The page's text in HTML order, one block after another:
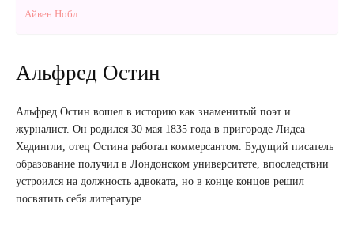
Айвен Нобл
Альфред Остин
Альфред Остин вошел в историю как знаменитый поэт и
журналист. Он родился 30 мая 1835 года в пригороде Лидса
Хедингли, отец Остина работал коммерсантом. Будущий писатель
образование получил в Лондонском университете, впоследствии
устроился на должность адвоката, но в конце концов решил
посвятить себя литературе.